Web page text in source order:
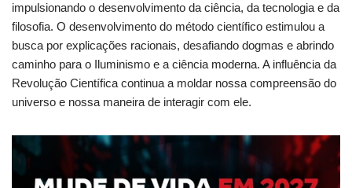
impulsionando o desenvolvimento da ciência, da tecnologia e da
filosofia. O desenvolvimento do método científico estimulou a
busca por explicações racionais, desafiando dogmas e abrindo
caminho para o Iluminismo e a ciência moderna. A influência da
Revolução Científica continua a moldar nossa compreensão do
universo e nossa maneira de interagir com ele.